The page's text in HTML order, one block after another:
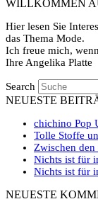
WILLKOMMEN
Hier lesen Sie
das Thema Mode.
Ich freue mich,
Ihre Angelika Platte
Search
NEUESTE
chichino Pop
Tolle Stoffe
Zwischen
Nichts ist für
Nichts ist für
NEUESTE